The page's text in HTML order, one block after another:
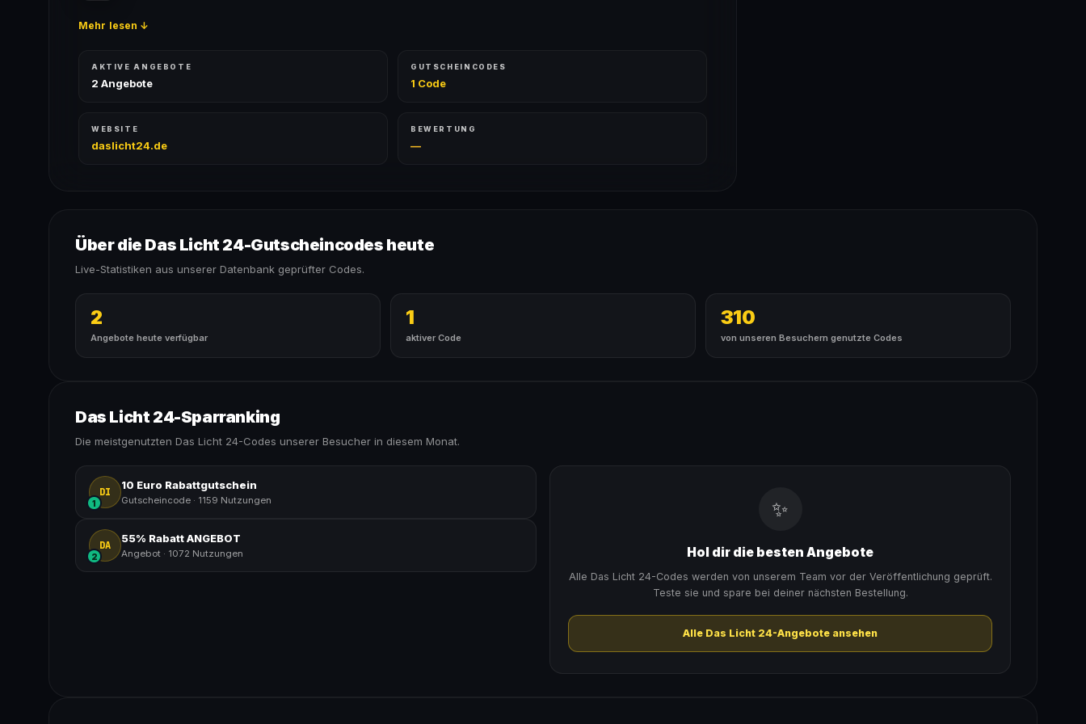
Mehr lesen ↓
AKTIVE ANGEBOTE
2 Angebote
GUTSCHEINCODES
1 Code
WEBSITE
daslicht24.de
BEWERTUNG
—
Über die Das Licht 24-Gutscheincodes heute
Live-Statistiken aus unserer Datenbank geprüfter Codes.
2
Angebote heute verfügbar
1
aktiver Code
310
von unseren Besuchern genutzte Codes
Das Licht 24-Sparranking
Die meistgenutzten Das Licht 24-Codes unserer Besucher in diesem Monat.
DI
1
10 Euro Rabattgutschein
Gutscheincode · 1159 Nutzungen
DA
2
55% Rabatt ANGEBOT
Angebot · 1072 Nutzungen
✨
Hol dir die besten Angebote
Alle Das Licht 24-Codes werden von unserem Team vor der Veröffentlichung geprüft.
Teste sie und spare bei deiner nächsten Bestellung.
Alle Das Licht 24-Angebote ansehen